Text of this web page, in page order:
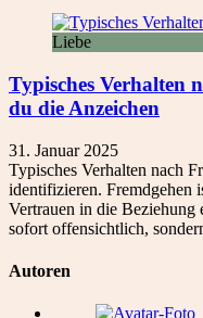
Liebe
Typisches Verhalten
du die Anzeichen
31. Januar 2025
Typisches Verhalten nach
identifizieren. Fremdgehen
Vertrauen in die
sofort offensichtlich,
Autoren